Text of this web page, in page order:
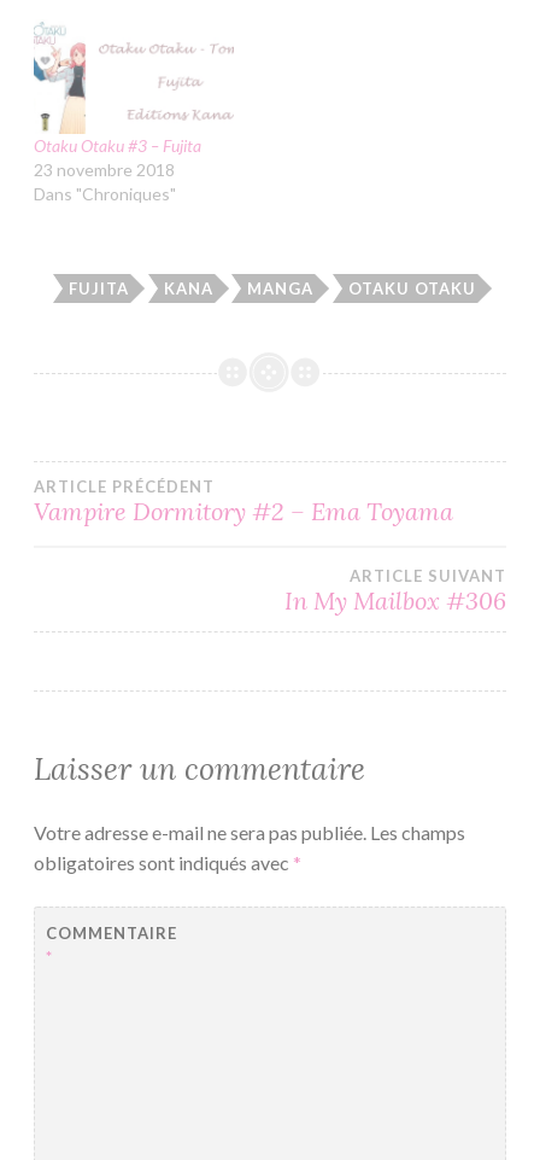
Otaku Otaku #3 – Fujita
23 novembre 2018
Dans "Chroniques"
FUJITA KANA MANGA OTAKU OTAKU
Navigation
ARTICLE PRÉCÉDENT
Vampire Dormitory #2 – Ema Toyama
ARTICLE SUIVANT
In My Mailbox #306
Laisser un commentaire
Votre adresse e-mail ne sera pas publiée. Les champs
obligatoires sont indiqués avec *
COMMENTAIRE
*